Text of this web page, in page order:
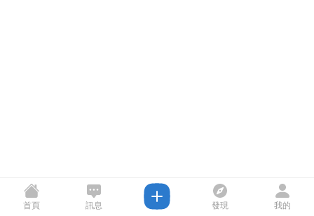
首頁 訊息 發現 我的